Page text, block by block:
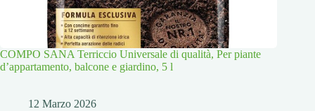
COMPO SANA Terriccio Universale di qualità, Per piante
d’appartamento, balcone e giardino, 5 l
12 Marzo 2026